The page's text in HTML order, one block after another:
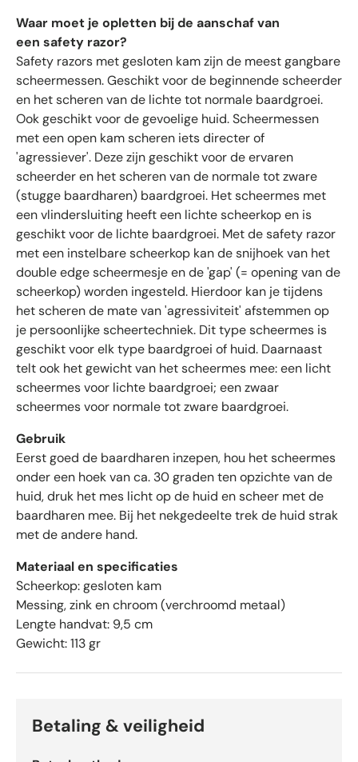
g
n
m
e
t
g
e
i
d
d
e
l
d
4
.
6
s
e
r
r
a
n
d
o
o
Waar moet je opletten bij de aanschaf van
een safety razor?
Safety razors met gesloten kam zijn de meest gangbare
scheermessen. Geschikt voor de beginnende scheerder
en het scheren van de lichte tot normale baardgroei.
Ook geschikt voor de gevoelige huid. Scheermessen
met een open kam scheren iets directer of
'agressiever'. Deze zijn geschikt voor de ervaren
scheerder en het scheren van de normale tot zware
(stugge baardharen) baardgroei. Het scheermes met
een vlindersluiting heeft een lichte scheerkop en is
geschikt voor de lichte baardgroei. Met de safety razor
met een instelbare scheerkop kan de snijhoek van het
double edge scheermesje en de 'gap' (= opening van de
scheerkop) worden ingesteld. Hierdoor kan je tijdens
het scheren de mate van 'agressiviteit' afstemmen op
je persoonlijke scheertechniek. Dit type scheermes is
geschikt voor elk type baardgroei of huid. Daarnaast
telt ook het gewicht van het scheermes mee: een licht
scheermes voor lichte baardgroei; een zwaar
scheermes voor normale tot zware baardgroei.
Gebruik
Eerst goed de baardharen inzepen, hou het scheermes
onder een hoek van ca. 30 graden ten opzichte van de
huid, druk het mes licht op de huid en scheer met de
baardharen mee. Bij het nekgedeelte trek de huid strak
met de andere hand.
Materiaal en specificaties
Scheerkop: gesloten kam
Messing, zink en chroom (verchroomd metaal)
Lengte handvat: 9,5 cm
Gewicht: 113 gr
Betaling & veiligheid